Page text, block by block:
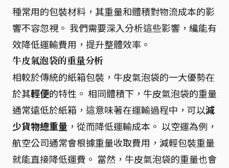
種常用的包裝材料，其重量和體積對物流成本的影
響不容忽視。 我們需要深入分析這些影響，纔能有
效降低運輸費用，提升整體效率。
牛皮氣泡袋的重量分析
相較於傳統的紙箱包裝，牛皮氣泡袋的一大優勢在
於其輕便的特性。 相同體積下，牛皮氣泡袋的重量
通常遠低於紙箱，這意味著在運輸過程中，可以減
少貨物總重量 ，從而降低運輸成本。 以空運為例，
航空公司通常會根據重量收取費用，減輕包裝重量
就能直接降低運費。 當然，牛皮氣泡袋的重量也會